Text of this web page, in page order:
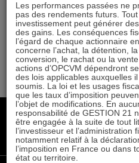
+33 1 84 79 90 24
gestion21@gestion21.fr
8 rue Volney, 75002 Paris
Les performances passées ne
pas des rendements futurs. Tout
investissement peut générer
des gains. Les conséquences
l’égard de chaque actionnaire
concerne l’achat, la détention, la
conversion, le rachat ou la
actions d’OPCVM dépendront
des lois applicables auxquelles
soumis. La loi et les usages
que les taux d’imposition
l’objet de modifications. En
responsabilité de GESTION 21
être engagée à la suite de tout
l’investisseur et l’administration
notamment relatif à la
l’imposition en France ou dans
état ou territoire.